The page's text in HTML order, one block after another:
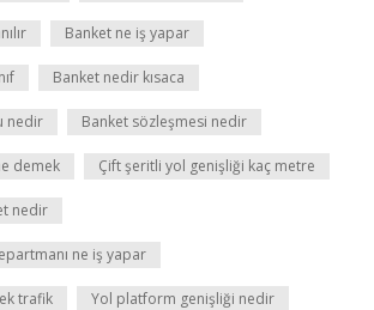
Banket ne iş yapar
Banket nedir kısaca
nedir Banket sözleşmesi nedir
demek Çift şeritli yol genişliği kaç metre
nedir
ne iş yapar
trafik Yol platform genişliği nedir